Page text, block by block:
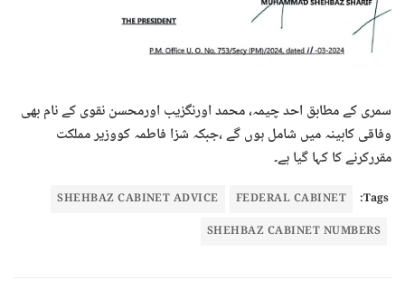
سمری کے مطابق احد چیمہ، محمد اورنگزیب اورمحسن نقوی کے نام بھی
وفاقی کابینہ میں شامل ہوں گے ،جبکہ شزا فاطمہ کووزیر مملکت
مقررکرنے کا کہا گیا ہے۔
Tags:
FEDERAL CABINET
SHEHBAZ CABINET ADVICE
SHEHBAZ CABINET NUMBERS